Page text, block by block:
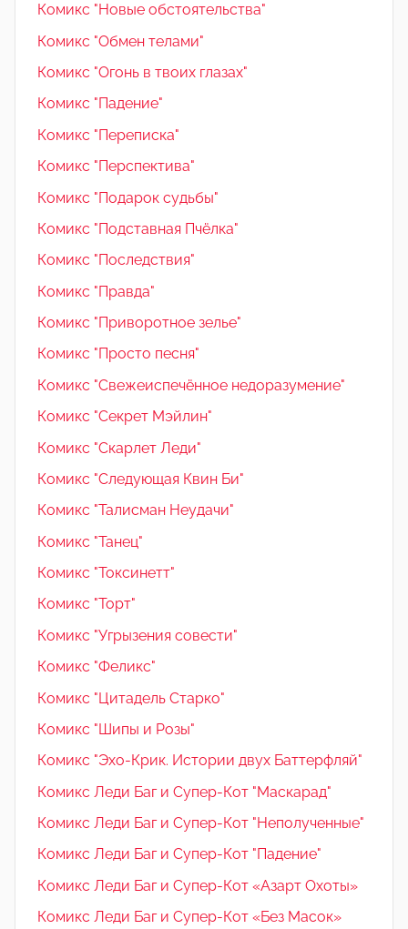
Комикс "Новые обстоятельства"
Комикс "Обмен телами"
Комикс "Огонь в твоих глазах"
Комикс "Падение"
Комикс "Переписка"
Комикс "Перспектива"
Комикс "Подарок судьбы"
Комикс "Подставная Пчёлка"
Комикс "Последствия"
Комикс "Правда"
Комикс "Приворотное зелье"
Комикс "Просто песня"
Комикс "Свежеиспечённое недоразумение"
Комикс "Секрет Мэйлин"
Комикс "Скарлет Леди"
Комикс "Следующая Квин Би"
Комикс "Талисман Неудачи"
Комикс "Танец"
Комикс "Токсинетт"
Комикс "Торт"
Комикс "Угрызения совести"
Комикс "Феликс"
Комикс "Цитадель Старко"
Комикс "Шипы и Розы"
Комикс "Эхо-Крик. Истории двух Баттерфляй"
Комикс Леди Баг и Супер-Кот "Маскарад"
Комикс Леди Баг и Супер-Кот "Неполученные"
Комикс Леди Баг и Супер-Кот "Падение"
Комикс Леди Баг и Супер-Кот «Азарт Охоты»
Комикс Леди Баг и Супер-Кот «Без Масок»